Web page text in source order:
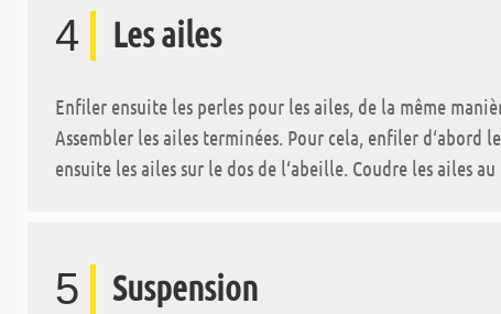
4 Les ailes
Enfiler ensuite les perles pour les ailes, de la même
Assembler les ailes terminées. Pour cela, enfiler d‘abord
ensuite les ailes sur le dos de l‘abeille. Coudre les ailes
5 Suspension